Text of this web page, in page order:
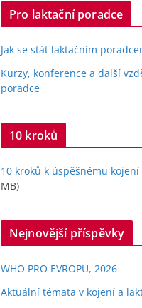
Pro laktační poradce
Jak se stát laktačním
Kurzy, konference a další
poradce
10 kroků
10 kroků k úspěšnému kojení
MB)
Nejnovější příspěvky
WHO PRO EVROPU, 2026
Aktuální témata v kojení a